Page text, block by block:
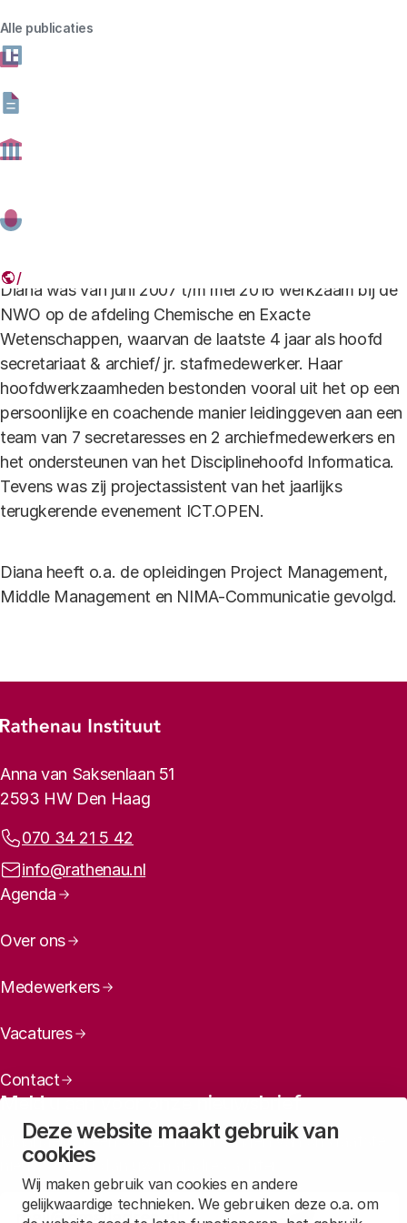
Deze website maakt gebruik van
cookies
Wij maken gebruik van cookies en andere
gelijkwaardige technieken. We gebruiken deze o.a. om
Alle publicaties
Directiesecretaresse bij het Rathenau Instituut. Zij houdt
Rathenau Instituut.
Diana was van juni 2007 t/m mei 2016 werkzaam bij de
NWO op de afdeling Chemische en Exacte
Wetenschappen, waarvan de laatste 4 jaar als hoofd
secretariaat & archief/ jr. stafmedewerker. Haar
hoofdwerkzaamheden bestonden vooral uit het op een
persoonlijke en coachende manier leidinggeven aan een
team van 7 secretaresses en 2 archiefmedewerkers en
het ondersteunen van het Disciplinehoofd Informatica.
Tevens was zij projectassistent van het jaarlijks
terugkerende evenement ICT.OPEN.
Diana heeft o.a. de opleidingen Project Management,
Middle Management en NIMA-Communicatie gevolgd.
Footer-menu
Rathenau logo, naar de homepage
Contactinformatie
Anna van Saksenlaan 51
2593 HW Den Haag
Telefoonnummer:
070 34 21 5 42
E-mailadres:
info@rathenau.nl
Paginanavigatie
Agenda
Over ons
Medewerkers
Vacatures
Contact
Meld u aan voor onze nieuwsbrief
Maandelijks een overzicht ontvangen van ons laatste
nieuws? Laat dan uw mailadres achter.
Aanmelden